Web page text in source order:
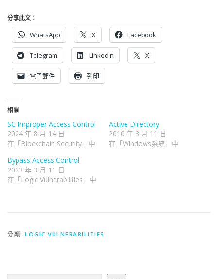
分享此文：
WhatsApp X Facebook
Telegram LinkedIn X
電子郵件 列印
相關
SC Improper Access Control
2024 年 8 月 14 日
在「Blockchain Security」中
Active Directory
2010 年 3 月 11 日
在「Windows系統」中
Bypass Access Control
2023 年 3 月 11 日
在「Logic Vulnerabilities」中
分類: LOGIC VULNERABILITIES